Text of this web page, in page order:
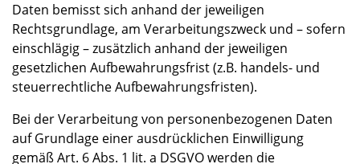
Daten bemisst sich anhand der jeweiligen
Rechtsgrundlage, am Verarbeitungszweck und – sofern
einschlägig – zusätzlich anhand der jeweiligen
gesetzlichen Aufbewahrungsfrist (z.B. handels- und
steuerrechtliche Aufbewahrungsfristen).
Bei der Verarbeitung von personenbezogenen Daten
auf Grundlage einer ausdrücklichen Einwilligung
gemäß Art. 6 Abs. 1 lit. a DSGVO werden die